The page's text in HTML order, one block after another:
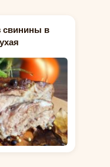
свинины в